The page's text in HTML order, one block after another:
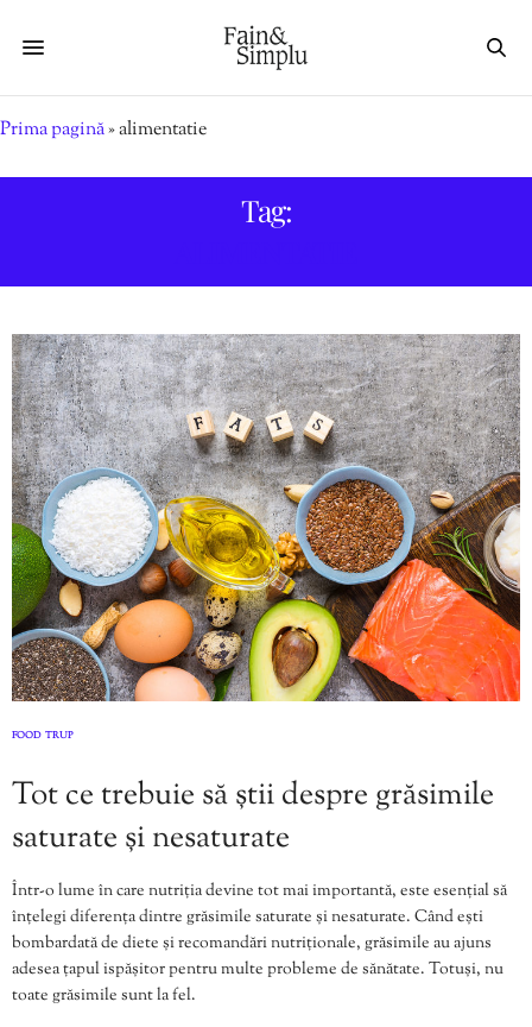
Prima pagină»alimentatie
Tag:
FOOD TRUP
Tot ce trebuie să știi despre grăsimile
saturate și nesaturate
Într-o lume în care nutriția devine tot mai importantă, este esențial să
înțelegi diferența dintre grăsimile saturate și nesaturate. Când ești
bombardată de diete și recomandări nutriționale, grăsimile au ajuns
adesea țapul ispășitor pentru multe probleme de sănătate. Totuși, nu
toate grăsimile sunt la fel.